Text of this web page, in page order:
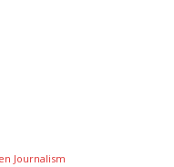
Journalism